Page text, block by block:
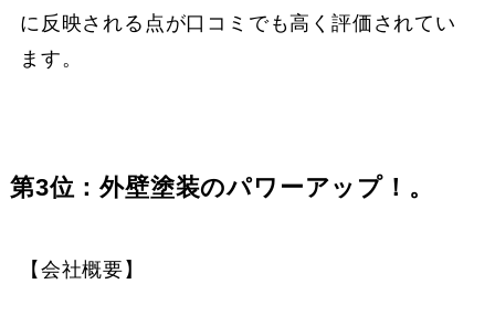
に反映される点が口コミでも高く評価されてい
ます。
第3位：外壁塗装のパワーアップ！。
【会社概要】